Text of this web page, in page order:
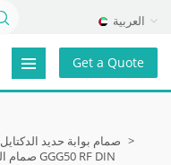
العربية
Get a Quote
صمام بوابة حديد الدكتايل >
DN450 PN16 صمام البوابة الحديدية الدكتايل GGG50 RF DIN